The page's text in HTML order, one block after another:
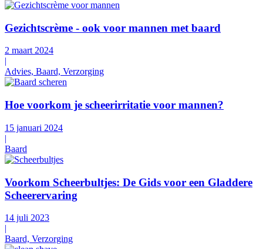
Gezichtscrème - ook voor mannen met baard
2 maart 2024
|
Advies, Baard, Verzorging
Hoe voorkom je scheerirritatie voor mannen?
15 januari 2024
|
Baard
Voorkom Scheerbultjes: De Gids voor een Gladdere
Scheerervaring
14 juli 2023
|
Baard, Verzorging